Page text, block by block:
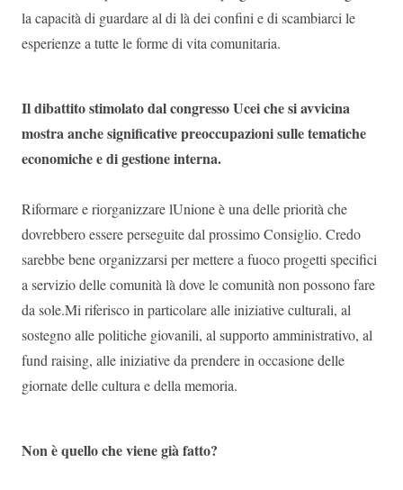
la capacità di guardare al di là dei confini e di scambiarci le
esperienze a tutte le forme di vita comunitaria.
Il dibattito stimolato dal congresso Ucei che si avvicina
mostra anche significative preoccupazioni sulle tematiche
economiche e di gestione interna.
Riformare e riorganizzare lUnione è una delle priorità che
dovrebbero essere perseguite dal prossimo Consiglio. Credo
sarebbe bene organizzarsi per mettere a fuoco progetti specifici
a servizio delle comunità là dove le comunità non possono fare
da sole.Mi riferisco in particolare alle iniziative culturali, al
sostegno alle politiche giovanili, al supporto amministrativo, al
fund raising, alle iniziative da prendere in occasione delle
giornate delle cultura e della memoria.
Non è quello che viene già fatto?